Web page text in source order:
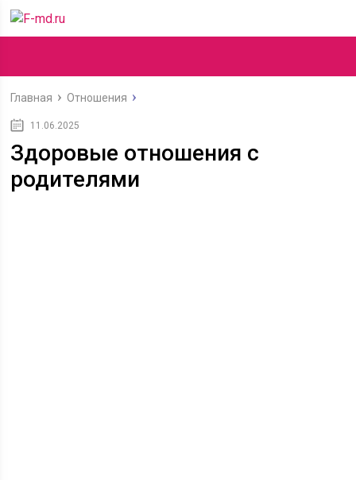
Главная Отношения
11.06.2025
Здоровые отношения с
родителями